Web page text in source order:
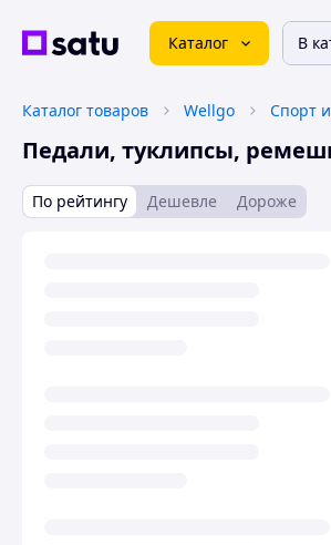
Каталог В
Каталог товаров Wellgo Спорт
Педали, туклипсы,
По рейтингу Дешевле Дороже